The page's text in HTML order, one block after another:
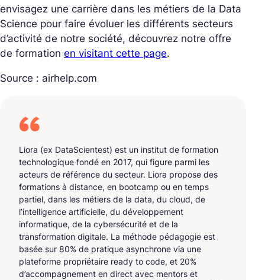
envisagez une carrière dans les métiers de la Data
Science pour faire évoluer les différents secteurs
d’activité de notre société, découvrez notre offre
de formation en visitant cette page.
Source : airhelp.com
Liora (ex DataScientest) est un institut de formation
technologique fondé en 2017, qui figure parmi les
acteurs de référence du secteur. Liora propose des
formations à distance, en bootcamp ou en temps
partiel, dans les métiers de la data, du cloud, de
l’intelligence artificielle, du développement
informatique, de la cybersécurité et de la
transformation digitale. La méthode pédagogie est
basée sur 80% de pratique asynchrone via une
plateforme propriétaire ready to code, et 20%
d’accompagnement en direct avec mentors et